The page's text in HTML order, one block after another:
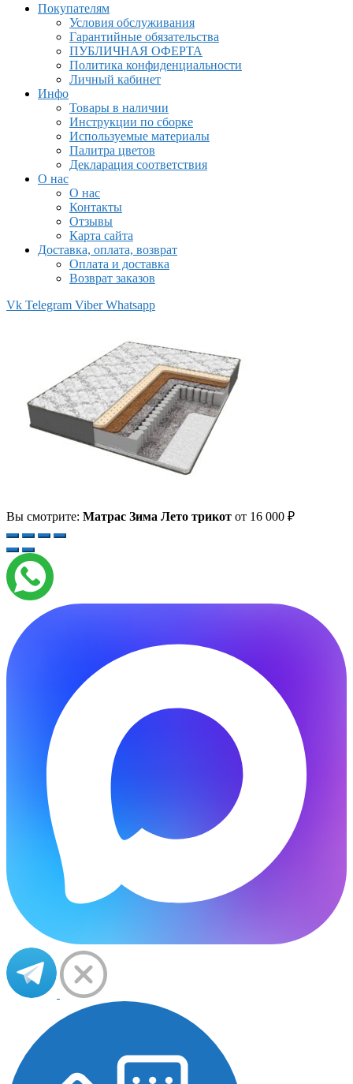
Покупателям
Условия обслуживания
Гарантийные обязательства
ПУБЛИЧНАЯ ОФЕРТА
Политика конфиденциальности
Личный кабинет
Инфо
Товары в наличии
Инструкции по сборке
Используемые материалы
Палитра цветов
Декларация соответствия
О нас
О нас
Контакты
Отзывы
Карта сайта
Доставка, оплата, возврат
Оплата и доставка
Возврат заказов
Vk Telegram Viber Whatsapp
Вы смотрите: Матрас Зима Лето трикот от 16 000 ₽